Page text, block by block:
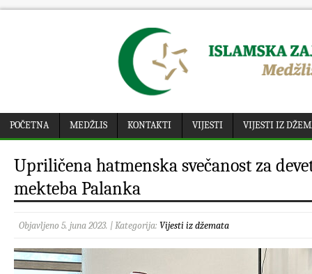
POČETNA MEDŽLIS KONTAKTI VIJESTI VIJESTI IZ
Upriličena hatmenska svečanost za
mekteba Palanka
Objavljeno 5. juna 2023. | Kategorija: Vijesti iz džemata